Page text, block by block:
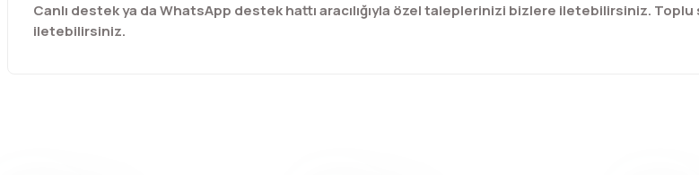
Canlı destek ya da WhatsApp destek hattı aracılığıyla özel taleplerinizi bizlere iletebilirsiniz.
iletebilirsiniz.